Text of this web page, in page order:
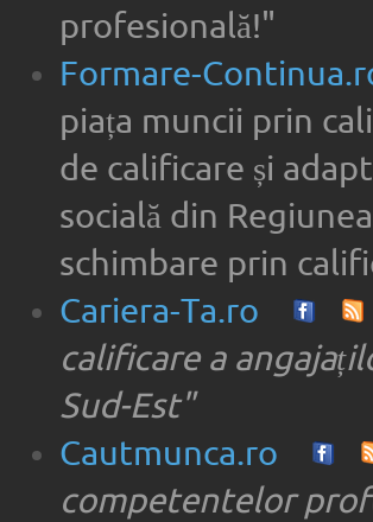
profesională!"
Formare-
piața muncii prin
de calificare și
socială din
schimbare prin
Cariera-Ta.ro
calificare a
Sud-Est"
Cautmunca.ro
competentelor